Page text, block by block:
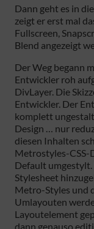
Dann geht es in
zeigt er erst mal
Fullscreen,
Blend angezeigt
Der Weg begann
Entwickler roh
DivLayer. Die
Entwickler. Der
komplett
Design … nur
diesen Inhalten
Metrostyles-CSS-
Default umgestylt.
Stylesheet
Metro-Styles und
Umlayouten
Layoutelement
dann genauso